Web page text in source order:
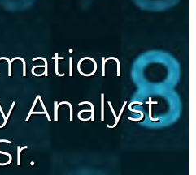
Analyst